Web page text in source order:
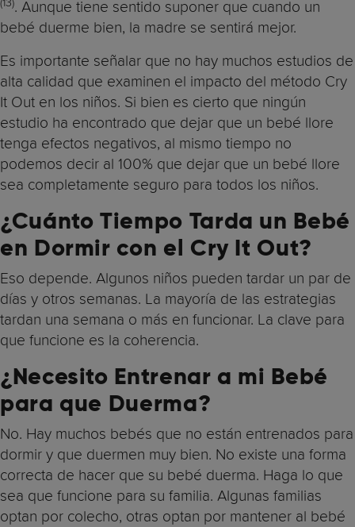
(13). Aunque tiene sentido suponer que cuando un
bebé duerme bien, la madre se sentirá mejor.
Es importante señalar que no hay muchos estudios de
alta calidad que examinen el impacto del método Cry
It Out en los niños. Si bien es cierto que ningún
estudio ha encontrado que dejar que un bebé llore
tenga efectos negativos, al mismo tiempo no
podemos decir al 100% que dejar que un bebé llore
sea completamente seguro para todos los niños.
¿Cuánto Tiempo Tarda un Bebé
en Dormir con el Cry It Out?
Eso depende. Algunos niños pueden tardar un par de
días y otros semanas. La mayoría de las estrategias
tardan una semana o más en funcionar. La clave para
que funcione es la coherencia.
¿Necesito Entrenar a mi Bebé
para que Duerma?
No. Hay muchos bebés que no están entrenados para
dormir y que duermen muy bien. No existe una forma
correcta de hacer que su bebé duerma. Haga lo que
sea que funcione para su familia. Algunas familias
optan por colecho, otras optan por mantener al bebé